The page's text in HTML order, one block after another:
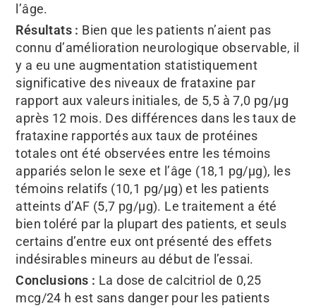
l’âge.
Résultats : Bien que les patients n’aient pas
connu d’amélioration neurologique observable, il
y a eu une augmentation statistiquement
significative des niveaux de frataxine par
rapport aux valeurs initiales, de 5,5 à 7,0 pg/μg
après 12 mois. Des différences dans les taux de
frataxine rapportés aux taux de protéines
totales ont été observées entre les témoins
appariés selon le sexe et l’âge (18,1 pg/μg), les
témoins relatifs (10,1 pg/μg) et les patients
atteints d’AF (5,7 pg/μg). Le traitement a été
bien toléré par la plupart des patients, et seuls
certains d’entre eux ont présenté des effets
indésirables mineurs au début de l’essai.
Conclusions : La dose de calcitriol de 0,25
mcg/24 h est sans danger pour les patients